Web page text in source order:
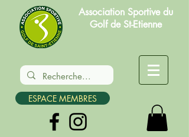
Association Sportive du
Golf de St-Etienne
ESPACE MEMBRES